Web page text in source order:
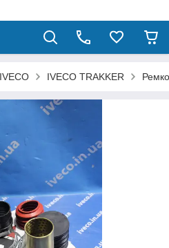
IVECO IVECO TRAKKER